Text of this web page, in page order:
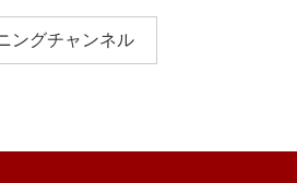
ングチャンネル